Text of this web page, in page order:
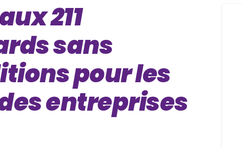
211
sans
pour les
entreprises